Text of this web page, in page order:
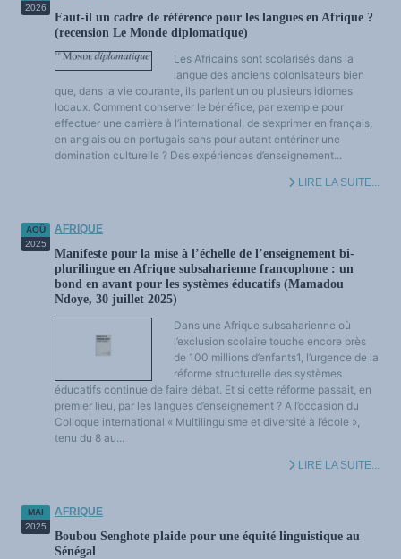
2026
Faut-il un cadre de référence pour les langues en Afrique ?
(recension Le Monde diplomatique)
Les Africains sont scolarisés dans la
langue des anciens colonisateurs bien
que, dans la vie courante, ils parlent un ou plusieurs idiomes
locaux. Comment conserver le bénéfice, par exemple pour
effectuer une carrière à l’international, de s’exprimer en français,
en anglais ou en portugais sans pour autant entériner une
domination culturelle ? Des expériences d’enseignement...
LIRE LA SUITE...
AOÛ
2025
AFRIQUE
Manifeste pour la mise à l’échelle de l’enseignement bi-
plurilingue en Afrique subsaharienne francophone : un
bond en avant pour les systèmes éducatifs (Mamadou
Ndoye, 30 juillet 2025)
Dans une Afrique subsaharienne où
l’exclusion scolaire touche encore près
de 100 millions d’enfants1, l’urgence de la
réforme structurelle des systèmes
éducatifs continue de faire débat. Et si cette réforme passait, en
premier lieu, par les langues d’enseignement ? A l’occasion du
Colloque international « Multilinguisme et diversité à l’école »,
tenu du 8 au...
LIRE LA SUITE...
MAI
2025
AFRIQUE
Boubou Senghote plaide pour une équité linguistique au
Sénégal